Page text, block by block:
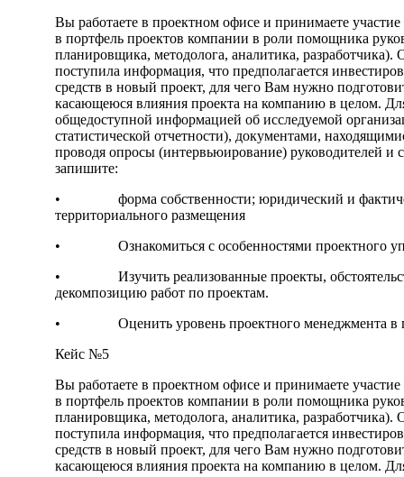
Вы работаете в проектном офисе и принимаете
в портфель проектов компании в роли помощника
планировщика, методолога, аналитика,
поступила информация, что предполагается
средств в новый проект, для чего Вам нужно
касающеюся влияния проекта на компанию в целом.
общедоступной информацией об исследуемой
статистической отчетности), документами,
проводя опросы (интервьюирование) руководителей и
запишите:
• форма собственности; юридический и
территориального размещения
• Ознакомиться с особенностями проектного
• Изучить реализованные проекты,
декомпозицию работ по проектам.
• Оценить уровень проектного менеджмента в
Кейс №5
Вы работаете в проектном офисе и принимаете
в портфель проектов компании в роли помощника
планировщика, методолога, аналитика,
поступила информация, что предполагается
средств в новый проект, для чего Вам нужно
касающеюся влияния проекта на компанию в целом.